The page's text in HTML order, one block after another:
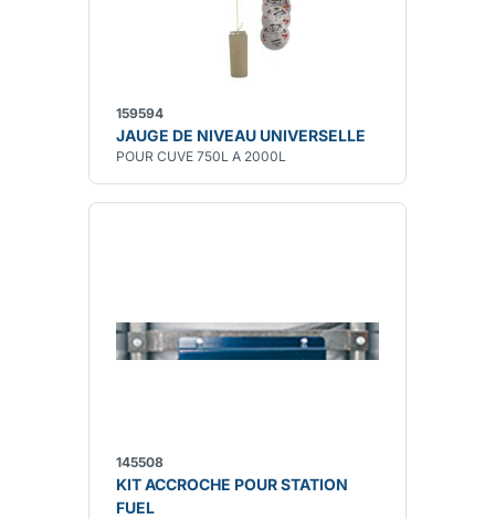
159594
JAUGE DE NIVEAU UNIVERSELLE
POUR CUVE 750L A 2000L
145508
KIT ACCROCHE POUR STATION
FUEL